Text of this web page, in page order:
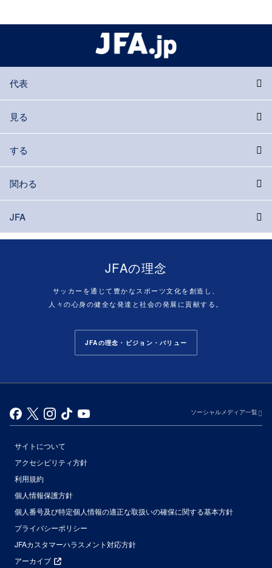
代表
見る
する
関わる
JFA
JFAの理念
サッカーを通じて豊かなスポーツ文化を創造し、
人々の心身の健全な発達と社会の発展に貢献する。
JFAの理念・ビジョン・バリュー
ソーシャルメディア一覧
サイトについて
アクセシビリティ方針
利用規約
個人情報保護方針
個人番号及び特定個人情報の適正な取扱いの確保に関する基本方針
プライバシーポリシー
JFAカスタマーハラスメント対応方針
アーカイブ